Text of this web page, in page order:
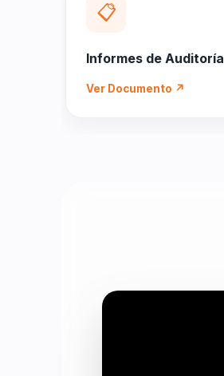
📋
Informes de Auditoría
Ver Documento ↗